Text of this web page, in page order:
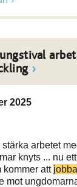
2025
stärka arbetet
knyts ... nu
kommer att jobba
mot